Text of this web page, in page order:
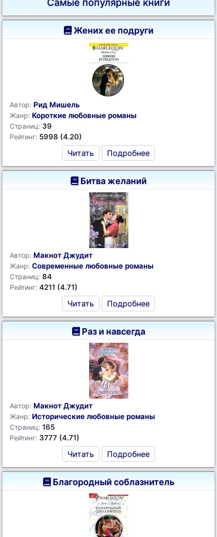
Самые популярные книги
Жених ее подруги
Автор: Рид Мишель
Жанр: Короткие любовные романы
Страниц: 39
Рейтинг: 5998 (4.20)
Читать Подробнее
Битва желаний
Автор: Макнот Джудит
Жанр: Современные любовные романы
Страниц: 84
Рейтинг: 4211 (4.71)
Читать Подробнее
Раз и навсегда
Автор: Макнот Джудит
Жанр: Исторические любовные романы
Страниц: 165
Рейтинг: 3777 (4.71)
Читать Подробнее
Благородный соблазнитель